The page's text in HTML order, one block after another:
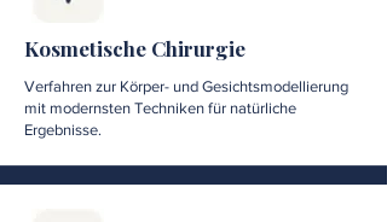
Kosmetische Chirurgie
Verfahren zur Körper- und Gesichtsmodellierung
mit modernsten Techniken für natürliche
Ergebnisse.